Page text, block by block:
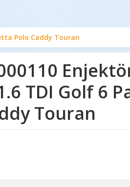
Polo Caddy Touran
TDI Golf 6
Touran